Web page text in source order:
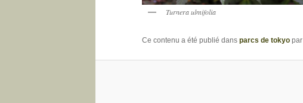
Turnera ulmifolia
Ce contenu a été publié dans parcs de tokyopar